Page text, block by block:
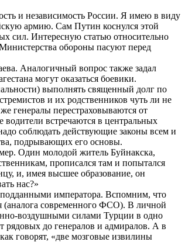
и независимость России. Я имею в виду
армию. Сам Путин коснулся этой
сил. Интересную статью относительно
обороны пасуют перед
Аналогичный вопрос также задал
могут оказаться боевики.
выполнять священный долг по
и их родственников чуть ли не
генералы перестраховываются от
водители встречаются в центральных
соблюдать действующие законы всем и
подрывающих его основы.
Один молодой житель Буйнакска,
прописался там и попытался
и, имея высшее образование, он
нас?»
императора. Вспомним, что
(аналога современного ФСО). В личной
воздушными силами Турции в одно
рядовых до генералов и адмиралов. А в
говорят, «две мозговые извилины